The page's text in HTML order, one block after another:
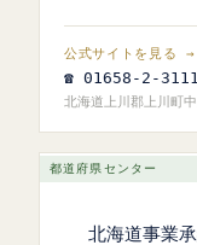
公式サイトを見る →
☎ 01658-2-3111
北海道上川郡上川町
都道府県センター
北海道事業